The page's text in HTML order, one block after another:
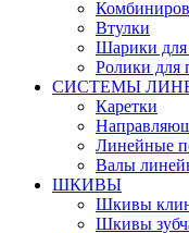
Втулки
Шарики
Ролики для
СИСТЕМЫ
Каретки
Линейные
Валы
ШКИВЫ
Шкивы
Шкивы